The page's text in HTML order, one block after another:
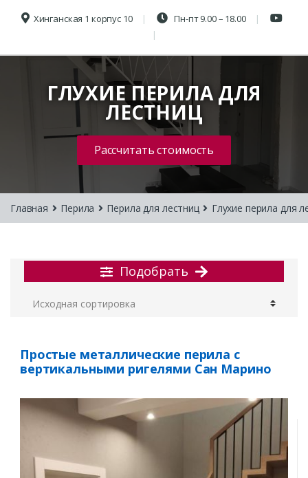
Хинганская 1 корпус 10 Пн-пт 9.00 – 18.00
ГЛУХИЕ ПЕРИЛА ДЛЯ
ЛЕСТНИЦ
Рассчитать стоимость
Главная Перила Перила для лестниц Глухие перила для
Подобрать
Простые металлические перила с
вертикальными ригелями Сан Марино